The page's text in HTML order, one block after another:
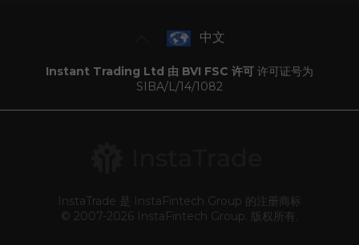
中文
Instant Trading Ltd 由 BVI FSC 许可 许可证号为
SIBA/L/14/1082
InstaTrade 是 InstaFintech Group 的注册商标
© 2007-2026 InstaFintech Group. 版权所有.